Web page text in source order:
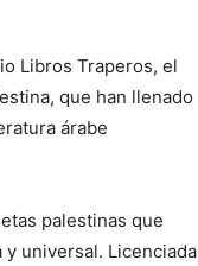
Libros Traperos, el
que han llenado
árabe
palestinas que
universal. Licenciada